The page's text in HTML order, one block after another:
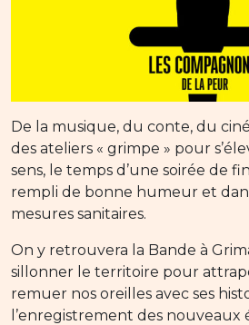
De la musique, du conte, du
des ateliers « grimpe » pour
sens, le temps d’une soirée de
rempli de bonne humeur et
mesures sanitaires.
On y retrouvera la Bande à
sillonner le territoire pour
remuer nos oreilles avec ses
l’enregistrement des nouveaux